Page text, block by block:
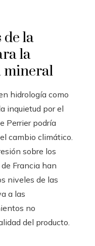
la
la
mineral
hidrología como
inquietud por el
Perrier podría
cambio climático.
sobre los
Francia han
niveles de las
a las
no
del producto.